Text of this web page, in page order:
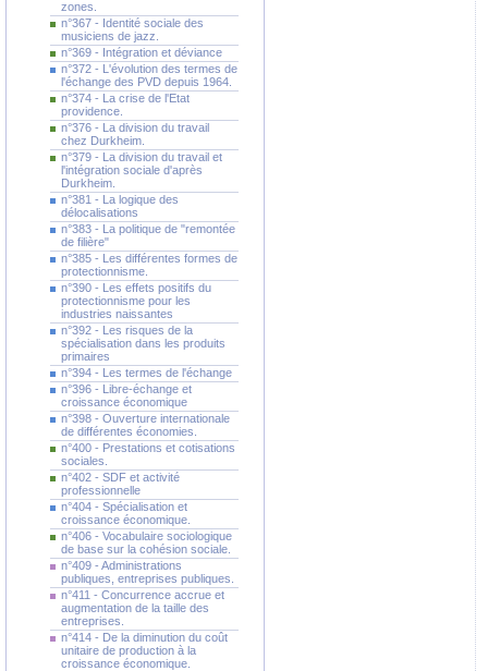
zones.
n°367 - Identité sociale des
musiciens de jazz.
n°369 - Intégration et déviance
n°372 - L'évolution des termes de
l'échange des PVD depuis 1964.
n°374 - La crise de l'Etat
providence.
n°376 - La division du travail
chez Durkheim.
n°379 - La division du travail et
l'intégration sociale d'après
Durkheim.
n°381 - La logique des
délocalisations
n°383 - La politique de "remontée
de filière"
n°385 - Les différentes formes de
protectionnisme.
n°390 - Les effets positifs du
protectionnisme pour les
industries naissantes
n°392 - Les risques de la
spécialisation dans les produits
primaires
n°394 - Les termes de l'échange
n°396 - Libre-échange et
croissance économique
n°398 - Ouverture internationale
de différentes économies.
n°400 - Prestations et cotisations
sociales.
n°402 - SDF et activité
professionnelle
n°404 - Spécialisation et
croissance économique.
n°406 - Vocabulaire sociologique
de base sur la cohésion sociale.
n°409 - Administrations
publiques, entreprises publiques.
n°411 - Concurrence accrue et
augmentation de la taille des
entreprises.
n°414 - De la diminution du coût
unitaire de production à la
croissance économique.